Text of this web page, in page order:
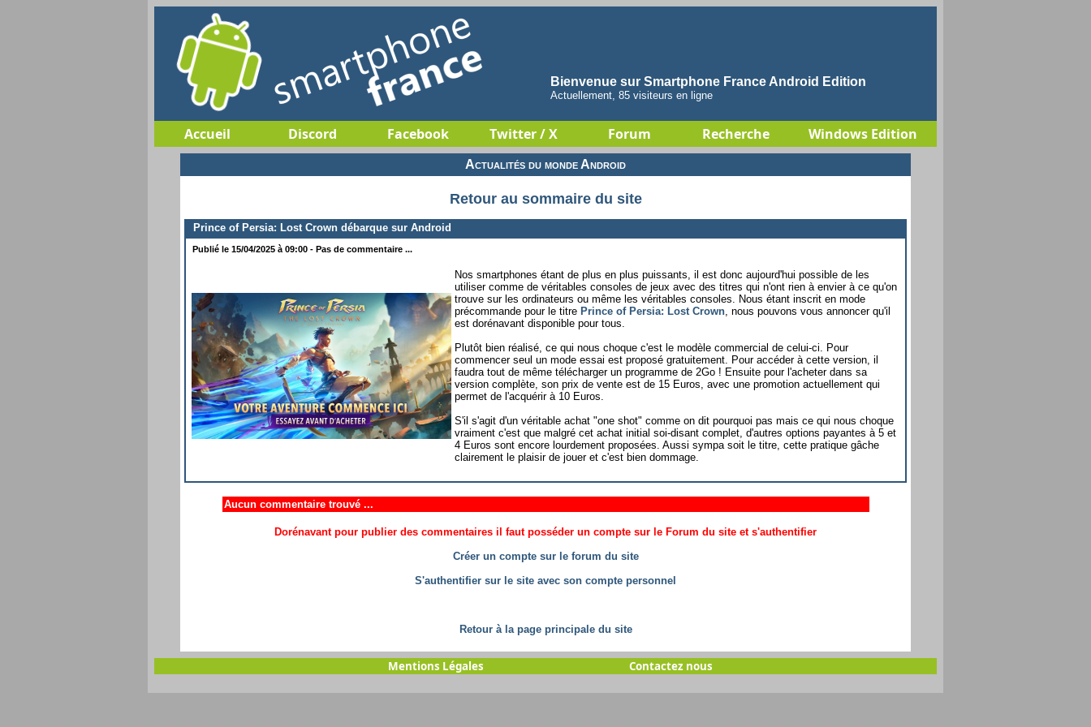
Bienvenue sur Smartphone France Android Edition
Actuellement, 85 visiteurs en ligne
Accueil Discord Facebook Twitter / X Forum Recherche Windows Edition
Actualités du monde Android
Retour au sommaire du site
Prince of Persia: Lost Crown débarque sur Android
Publié le 15/04/2025 à 09:00 - Pas de commentaire ...
Nos smartphones étant de plus en plus puissants, il est donc aujourd'hui possible de les
utiliser comme de véritables consoles de jeux avec des titres qui n'ont rien à envier à ce qu'on
trouve sur les ordinateurs ou même les véritables consoles. Nous étant inscrit en mode
précommande pour le titre Prince of Persia: Lost Crown , nous pouvons vous annoncer qu'il
est dorénavant disponible pour tous.
Plutôt bien réalisé, ce qui nous choque c'est le modèle commercial de celui-ci. Pour
commencer seul un mode essai est proposé gratuitement. Pour accéder à cette version, il
faudra tout de même télécharger un programme de 2Go ! Ensuite pour l'acheter dans sa
version complète, son prix de vente est de 15 Euros, avec une promotion actuellement qui
permet de l'acquérir à 10 Euros.
S'il s'agit d'un véritable achat "one shot" comme on dit pourquoi pas mais ce qui nous choque
vraiment c'est que malgré cet achat initial soi-disant complet, d'autres options payantes à 5 et
4 Euros sont encore lourdement proposées. Aussi sympa soit le titre, cette pratique gâche
clairement le plaisir de jouer et c'est bien dommage.
Aucun commentaire trouvé ...
Dorénavant pour publier des commentaires il faut posséder un compte sur le Forum du site et s'authentifier
Créer un compte sur le forum du site
S'authentifier sur le site avec son compte personnel
Retour à la page principale du site
Mentions Légales Contactez nous